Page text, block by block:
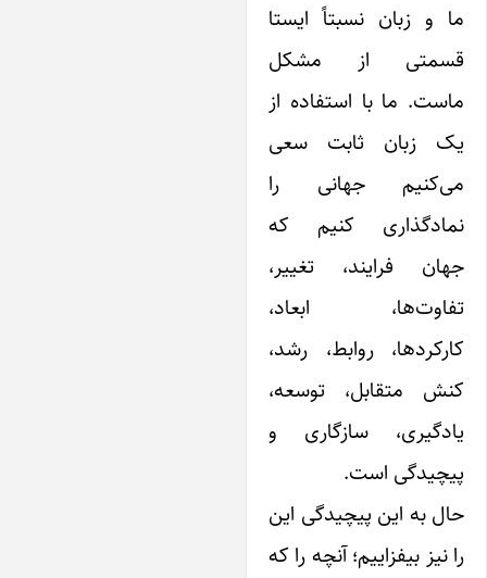
و زبان نسبتاً ایستا
از مشکل
ما با استفاده از
زبان ثابت سعی
جهانی را
کنیم که
فرایند، تغییر،
ابعاد،
روابط، رشد،
متقابل، توسعه،
سازگاری و
است.
به این پیچیدگی این
نیز بیفزاییم؛ آنچه را که